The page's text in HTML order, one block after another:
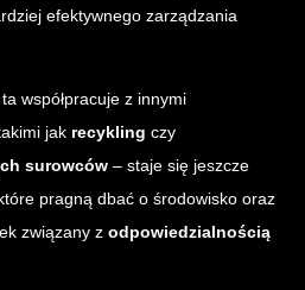
efektywnego zarządzania
współpracuje z innymi
jak recykling czy
surowców – staje się jeszcze
pragną dbać o środowisko oraz
związany z odpowiedzialnością